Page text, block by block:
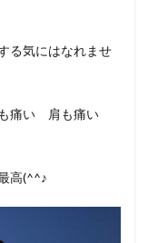
る気にはなれませ
痛い 肩も痛い
高(^^♪